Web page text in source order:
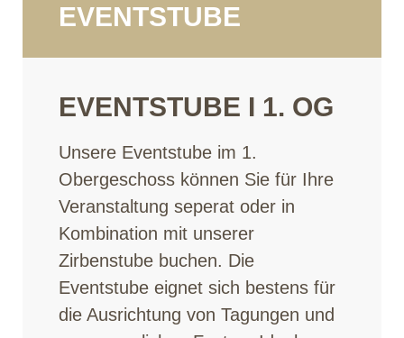
EVENTSTUBE
EVENTSTUBE I 1. OG
Unsere Eventstube im 1.
Obergeschoss können Sie für Ihre
Veranstaltung seperat oder in
Kombination mit unserer
Zirbenstube buchen. Die
Eventstube eignet sich bestens für
die Ausrichtung von Tagungen und